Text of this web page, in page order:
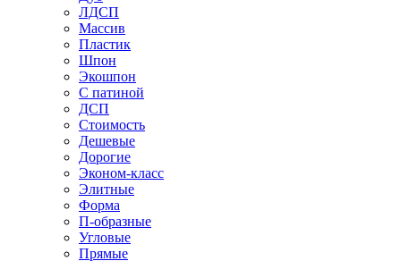
ЛДСП
Массив
Пластик
Шпон
Экошпон
С патиной
ДСП
Стоимость
Дешевые
Дорогие
Эконом-класс
Элитные
Форма
П-образные
Угловые
Прямые